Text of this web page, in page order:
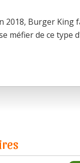
2018, Burger King
méfier de ce type